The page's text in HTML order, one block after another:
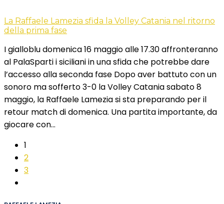
La Raffaele Lamezia sfida la Volley Catania nel ritorno
della prima fase
I gialloblu domenica 16 maggio alle 17.30 affronteranno
al PalaSparti i siciliani in una sfida che potrebbe dare
l’accesso alla seconda fase Dopo aver battuto con un
sonoro ma sofferto 3-0 la Volley Catania sabato 8
maggio, la Raffaele Lamezia si sta preparando per il
retour match di domenica. Una partita importante, da
giocare con…
1
2
3